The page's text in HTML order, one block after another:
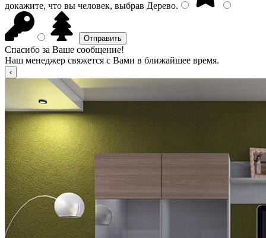
докажите, что вы человек, выбрав Дерево.
Спасибо за Ваше сообщение!
Наш менеджер свяжется с Вами в ближайшее время.